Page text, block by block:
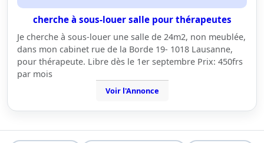
cherche à sous-louer salle pour thérapeutes
Je cherche à sous-louer une salle de 24m2, non meublée,
dans mon cabinet rue de la Borde 19- 1018 Lausanne,
pour thérapeute. Libre dès le 1er septembre Prix: 450frs
par mois
Voir l'Annonce